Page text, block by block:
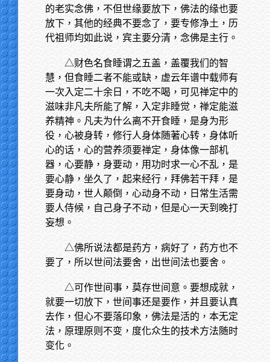
的老实念佛，不但世缘要放下，佛法的缘也要
放下，其他的经典不要念了，要专修净土，历
代祖师均如此说，宾主要分清，念佛是主行。
△财色名食睡谓之五盖，盖覆我们的智
慧，但食睡二者不能或缺，虚云年谱中载师有
一次入定二十余日，不吃不喝，可见禅定中的
滋味非凡夫所能了解，入定非睡觉，禅定能滋
养精神。凡夫为什么离不开食睡，是身为形
役，心被身转，修行人身体随著心转，身体听
心的话，心的营养须要禅定，身体像一部机
器，心要静，身要动，用功时求一心不乱，是
要心静，坐久了，起来经行，拜佛若干拜，是
要身动，世人颠倒，心动身不动，日常生活需
要人侍候，自己身子不动，但是心一天到晚打
妄想。
△佛所说法都是药方，病好了，药方也不
要了，所以世间法要舍，出世间法也要舍。
△可作世间事，莫存世间意。要想成就，
就要一切放下，世间事还是要作，并且要认真
去作，但心不要落印象，佛法是活的，本无定
法，原理原则不变，度化众生的技术方法随时
变化。